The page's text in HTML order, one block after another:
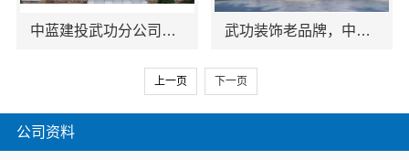
公司资料
中蓝建投武功分公司：厨房半包装修北欧风案例 武功装饰老品牌，中蓝建投（北京）建设有限公司武功分公司口碑之选
上一页 下一页